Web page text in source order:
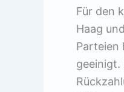
Für den
Haag
Parteien
geeinigt.